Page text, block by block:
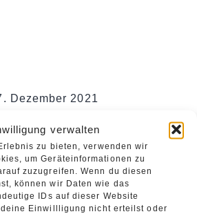
verwalten
zu bieten, verwenden wir
um Geräteinformationen zu
zuzugreifen. Wenn du diesen
können wir Daten wie das
IDs auf dieser Website
Einwillligung nicht erteilst oder
Dezember 2021